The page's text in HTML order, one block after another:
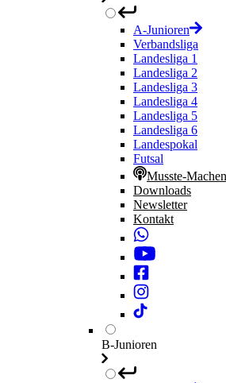
A-Junioren
Verbandsliga
Landesliga 1
Landesliga 2
Landesliga 3
Landesliga 4
Landesliga 5
Landesliga 6
Landespokal
Futsal
Musste-
Downloads
Newsletter
Kontakt
B-Junioren